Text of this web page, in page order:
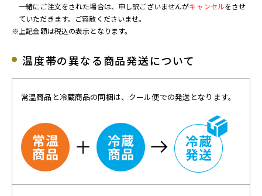
一緒にご注文をされた場合は、申し訳ございませんがキャンセルをさせ
ていただきます。ご容赦くださいませ。
※上記金額は税込の表示となります。
温度帯の異なる商品発送について
常温商品と冷蔵商品の同梱は、クール便での発送となります。